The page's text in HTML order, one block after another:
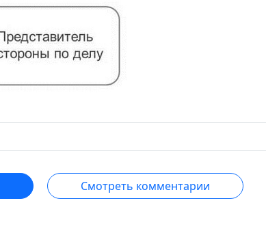
Смотреть комментарии